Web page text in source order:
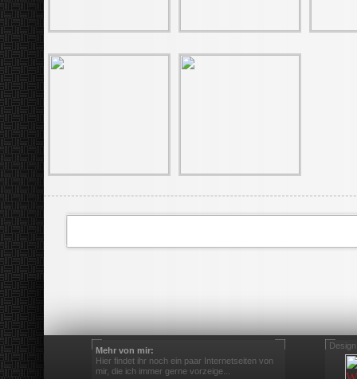
Mehr von mir:
Hier findet ihr noch ein paar Internetseiten von
mir, die ich immer gerne vorzeige...